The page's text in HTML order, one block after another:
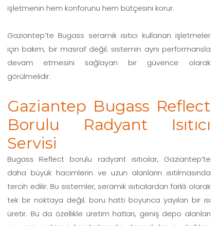
işletmenin hem konforunu hem bütçesini korur.
Gaziantep’te Bugass seramik ısıtıcı kullanan işletmeler
için bakım, bir masraf değil; sistemin aynı performansla
devam etmesini sağlayan bir güvence olarak
görülmelidir.
Gaziantep Bugass Reflect
Borulu Radyant Isıtıcı
Servisi
Bugass Reflect borulu radyant ısıtıcılar, Gaziantep’te
daha büyük hacimlerin ve uzun alanların ısıtılmasında
tercih edilir. Bu sistemler, seramik ısıtıcılardan farklı olarak
tek bir noktaya değil; boru hattı boyunca yayılan bir ısı
üretir. Bu da özellikle üretim hatları, geniş depo alanları